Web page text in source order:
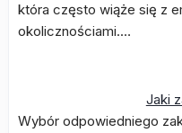
która często wiąże się z
okolicznościami.…
Jaki
Wybór odpowiedniego